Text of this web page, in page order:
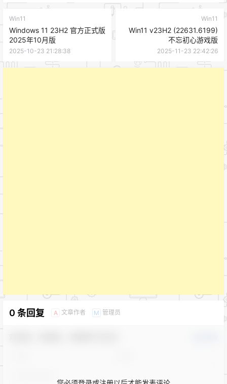
Win11
Windows 11 23H2 官方正式版
2025年10月版
2025-10-23 21:28:38
Win11
Win11 v23H2 (22631.6199)
不忘初心游戏版
2025-11-23 22:42:26
0 条回复 A 文章作者 M 管理员